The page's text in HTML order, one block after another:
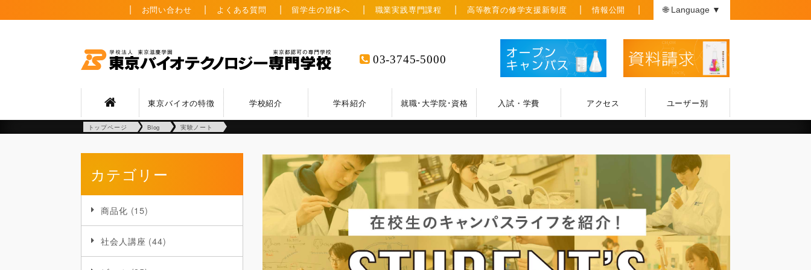
お問い合わせ よくある質問 留学生の皆様へ 職業実践専門課程 高等教育の修学支援新制度 情報公開 🌐 Language ▼
03-3745-5000
東京バイオの特徴 学校紹介 学科紹介 就職･大学院･資格 入試・学費 アクセス ユーザー別
トップページ Blog 実験ノート
カテゴリー
商品化 (15)
社会人講座 (44)